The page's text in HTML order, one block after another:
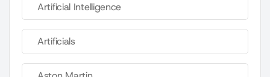
Artificial Intelligence
Artificials